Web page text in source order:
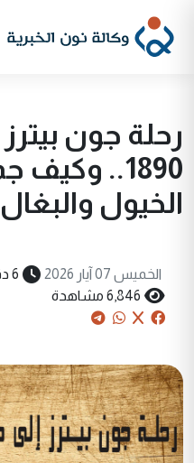
رحلة جون بيترز
1890..
الخيول
الخميس 07 آيار 2026 6 دقيقة قراءة
6,846 مشاهدة